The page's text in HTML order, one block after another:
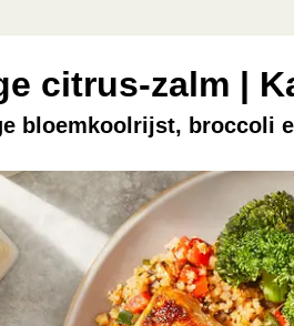
citrus-zalm |
bloemkoolrijst, broccoli